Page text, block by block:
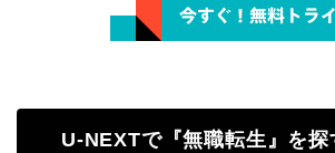
U-NEXTで『無職転生』を探